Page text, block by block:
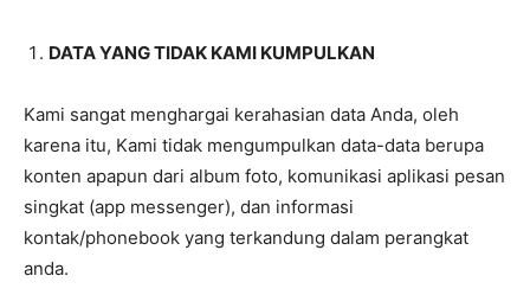
DATA YANG TIDAK KAMI KUMPULKAN
Kami sangat menghargai kerahasian data Anda, oleh
karena itu, Kami tidak mengumpulkan data-data berupa
konten apapun dari album foto, komunikasi aplikasi pesan
singkat (app messenger), dan informasi
kontak/phonebook yang terkandung dalam perangkat
anda.